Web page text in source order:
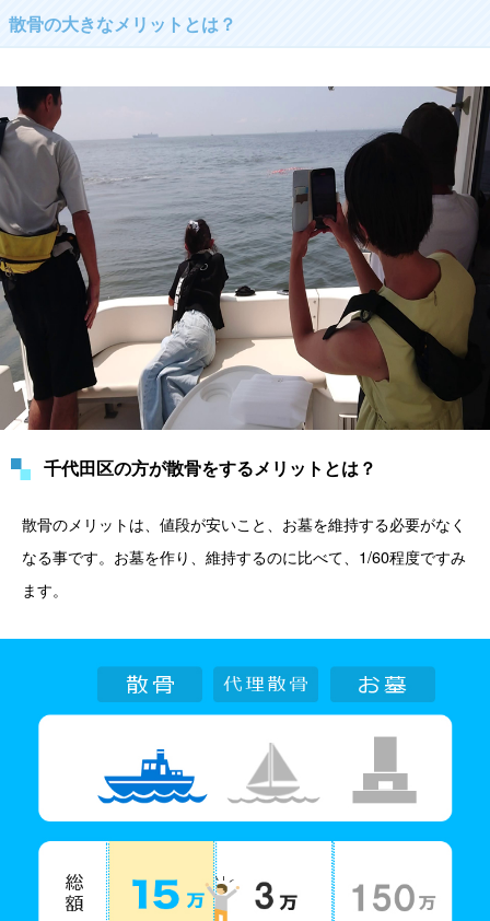
散骨の大きなメリットとは？
千代田区の方が散骨をするメリットとは？
散骨のメリットは、値段が安いこと、お墓を維持する必要がなく
なる事です。お墓を作り、維持するのに比べて、1/60程度ですみ
ます。